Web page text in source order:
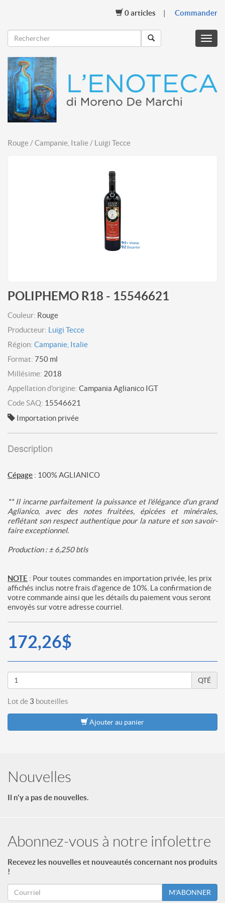
0articles Commander
Menu
Rouge / Campanie, Italie / Luigi Tecce
POLIPHEMO R18 - 15546621
Couleur: Rouge
Producteur: Luigi Tecce
Région: Campanie, Italie
Format: 750 ml
Millésime: 2018
Appellation d'origine: Campania Aglianico IGT
Code SAQ: 15546621
Importation privée
Description
Cépage : 100% AGLIANICO
** Il incarne parfaitement la puissance et l'élégance d'un grand
Aglianico, avec des notes fruitées, épicées et minérales,
reflétant son respect authentique pour la nature et son savoir-
faire exceptionnel.
Production : ± 6,250 btls
NOTE : Pour toutes commandes en importation privée, les prix
affichés inclus notre frais d’agence de 10%. La confirmation de
votre commande ainsi que les détails du paiement vous seront
envoyés sur votre adresse courriel.
172,26$
QTÉ
Lot de 3 bouteilles
Ajouter au panier
Nouvelles
Il n'y a pas de nouvelles.
Abonnez-vous à notre infolettre
Recevez les nouvelles et nouveautés concernant nos produits
!
M'ABONNER